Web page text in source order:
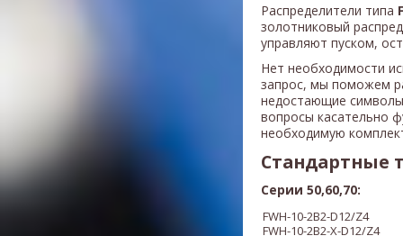
Распределители типа
золотниковый
управляют пуском,
Нет необходимости
запрос, мы поможем
недостающие
вопросы касательно
необходимую
Стандартные
Серии 50,60,70:
FWH-10-2B2-D12/Z4
FWH-10-2B2-X-D12/Z4